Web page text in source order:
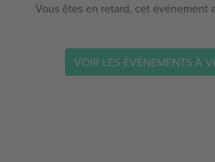
Vous êtes en retard, cet événement
VOIR LES ÉVÉNEMENTS À